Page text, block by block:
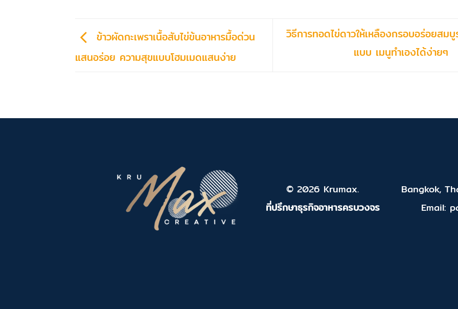
ข้าวผัดกะเพราเนื้อสับไข่ข้นอาหารมื้อด่วน
แสนอร่อย ความสุขแบบโฮมเมดแสนง่าย
วิธีการทอดไข่ดาวให้เหลืองกรอบอร่อยสม
แบบ เมนูทำเองได้ง่ายๆ
© 2026 Krumax.
ที่ปรึกษาธุรกิจอาหารครบวงจร
Bangkok,
Email: